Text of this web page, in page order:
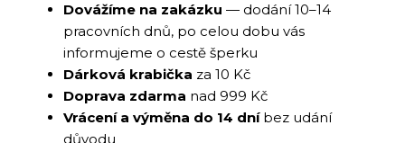
Dovážíme na zakázku — dodání 10–14
pracovních dnů, po celou dobu vás
informujeme o cestě šperku
Dárková krabička za 10 Kč
Doprava zdarma nad 999 Kč
Vrácení a výměna do 14 dníbez udání
důvodu